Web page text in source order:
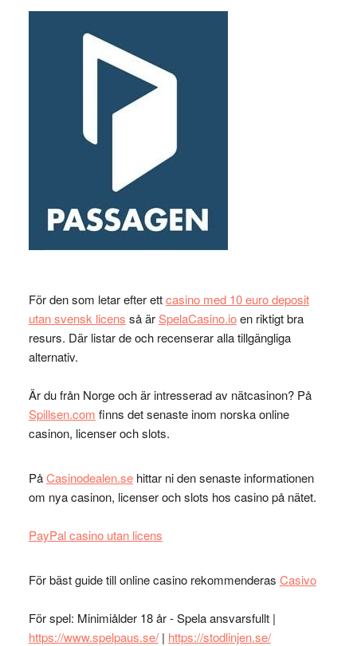
För den som letar efter ettcasino med 10 euro deposit
utan svensk licens så ärSpelaCasino.ioen riktigt bra
resurs. Där listar de och recenserar alla tillgängliga
alternativ.
Är du från Norge och är intresserad av nätcasinon? På
Spillsen.com finns det senaste inom norska online
casinon, licenser och slots.
PåCasinodealen.sehittar ni den senaste informationen
om nya casinon, licenser och slots hos casino på nätet.
PayPal casino utan licens
För bäst guide till online casino rekommenderas Casivo
För spel: Minimiålder 18 år - Spela ansvarsfullt |
https://www.spelpaus.se/| https://stodlinjen.se/